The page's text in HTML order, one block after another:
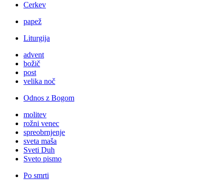
Cerkev
papež
Liturgija
advent
božič
post
velika noč
Odnos z Bogom
molitev
rožni venec
spreobrnjenje
sveta maša
Sveti Duh
Sveto pismo
Po smrti